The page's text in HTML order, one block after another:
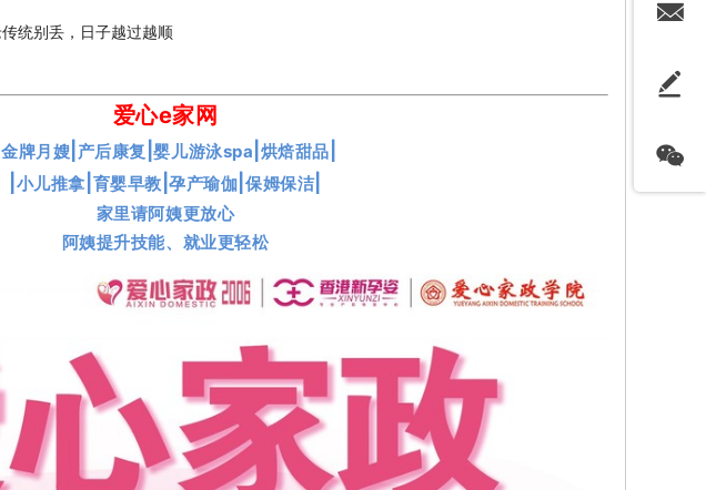
爱心e家网
|金牌月嫂 产后康复 |婴儿游泳spa 烘焙甜品
小儿推拿 育婴早教 |孕产瑜伽 保姆保洁|
家里请阿姨更放心
阿姨提升技能、就业更轻松